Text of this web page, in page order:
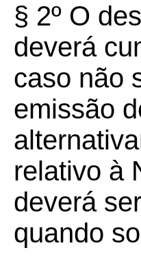
§ 2º O
deverá
caso não
emissão
relativo à
deverá
quando